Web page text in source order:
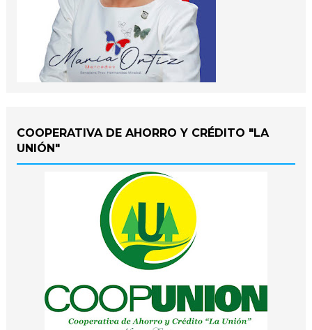
COOPERATIVA DE AHORRO Y CRÉDITO "LA
UNIÓN"